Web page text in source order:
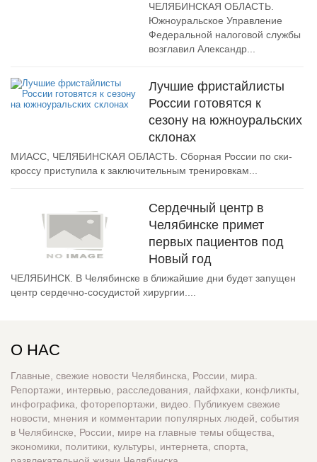
ЧЕЛЯБИНСКАЯ ОБЛАСТЬ.
Южноуральское Управление
Федеральной налоговой службы
возглавил Александр...
Лучшие фристайлисты
России готовятся к
сезону на южноуральских
склонах
МИАСС, ЧЕЛЯБИНСКАЯ ОБЛАСТЬ. Сборная России по ски-
кроссу приступила к заключительным тренировкам...
Сердечный центр в
Челябинске примет
первых пациентов под
Новый год
ЧЕЛЯБИНСК. В Челябинске в ближайшие дни будет запущен
центр сердечно-сосудистой хирургии....
О НАС
Главные, свежие новости Челябинска, России, мира.
Репортажи, интервью, расследования, лайфхаки, конфликты,
инфографика, фоторепортажи, видео. Публикуем свежие
новости, мнения и комментарии популярных людей, события
в Челябинске, России, мире на главные темы общества,
экономики, политики, культуры, интернета, спорта,